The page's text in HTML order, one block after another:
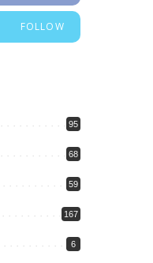
FOLLOW
95
68
59
167
6